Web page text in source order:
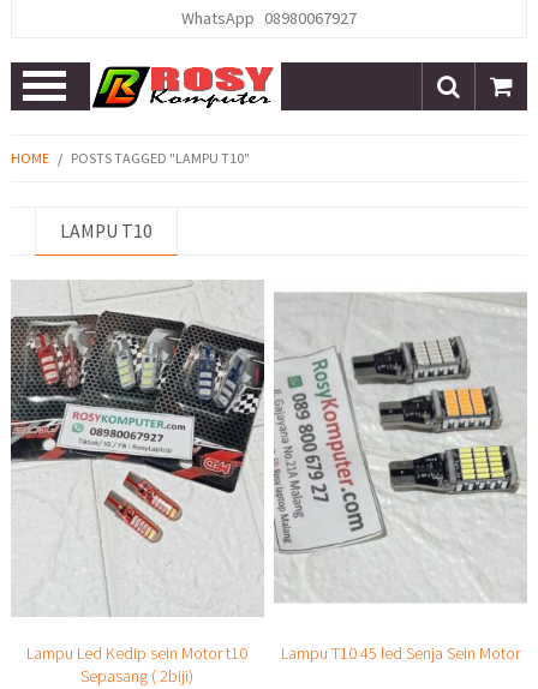
WhatsApp 08980067927
Open
Menu
HOME / POSTS TAGGED "LAMPU T10"
LAMPU T10
Lampu Led Kedip sein Motor t10
Sepasang ( 2biji)
Lampu T10 45 led Senja Sein Motor